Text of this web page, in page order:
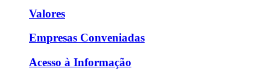
Valores
Empresas Conveniadas
Acesso à Informação